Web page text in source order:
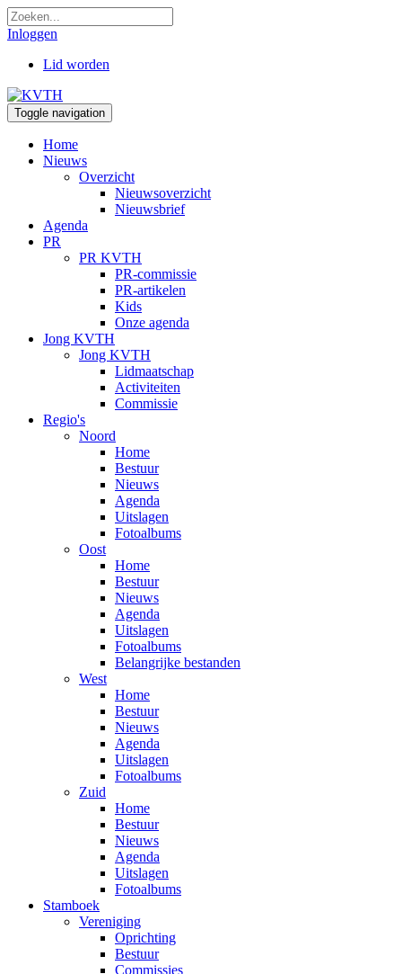
Inloggen
Lid worden
Toggle navigation
Home
Nieuws
Overzicht
Nieuwsoverzicht
Nieuwsbrief
Agenda
PR
PR KVTH
PR-commissie
PR-artikelen
Kids
Onze agenda
Jong KVTH
Jong KVTH
Lidmaatschap
Activiteiten
Commissie
Regio's
Noord
Home
Bestuur
Nieuws
Agenda
Uitslagen
Fotoalbums
Oost
Home
Bestuur
Nieuws
Agenda
Uitslagen
Fotoalbums
Belangrijke bestanden
West
Home
Bestuur
Nieuws
Agenda
Uitslagen
Fotoalbums
Zuid
Home
Bestuur
Nieuws
Agenda
Uitslagen
Fotoalbums
Stamboek
Vereniging
Oprichting
Bestuur
Commissies